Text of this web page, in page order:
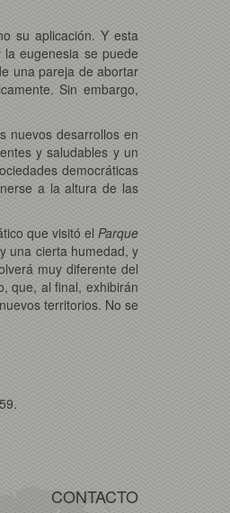
su aplicación. Y esta
eugenesia se puede
una pareja de abortar
Sin embargo,
nuevos desarrollos en
y saludables y un
democráticas
a la altura de las
que visitó el Parque
una cierta humedad, y
muy diferente del
que, al final, exhibirán
territorios. No se
CONTACTO